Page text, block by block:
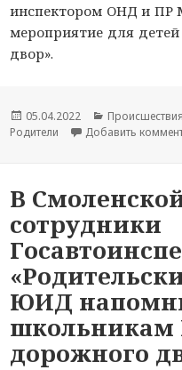
инспектором ОНД и ПР
мероприятие для
двор».
Опубликовано
05.04.2022 Рубрики
Происшествия
Родители
Добавить
В
сотрудники
ЮИД
школьникам
дорожного